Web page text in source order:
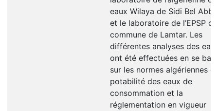
eaux Wilaya de Sidi Bel
et le laboratoire de l’EPSP
commune de Lamtar. Les
différentes analyses des
ont été effectuées en se
sur les normes algériennes
potabilité des eaux de
consommation et la
réglementation en vigueur